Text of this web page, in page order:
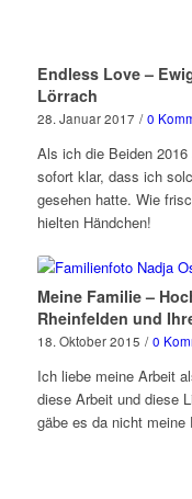
Endless Love –
Lörrach
28. Januar 2017 / 0
Als ich die Beiden
sofort klar, dass ich
gesehen hatte. Wie
hielten Händchen!
Meine Familie –
Rheinfelden und
18. Oktober 2015 / 0
Ich liebe meine Arbeit
diese Arbeit und diese
gäbe es da nicht meine